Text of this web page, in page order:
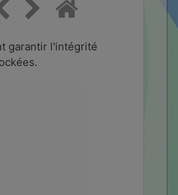
garantir l'intégrité